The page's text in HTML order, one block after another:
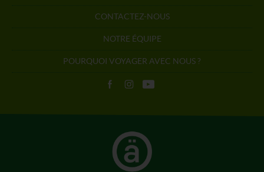
CONTACTEZ-NOUS
NOTRE ÉQUIPE
POURQUOI VOYAGER AVEC NOUS ?